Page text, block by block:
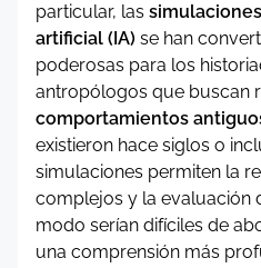
particular, las
artificial (IA) se han
poderosas para los
antropólogos que buscan
comportamientos
existieron hace siglos o
simulaciones permiten la
complejos y la evaluación
modo serían difíciles de
una comprensión más